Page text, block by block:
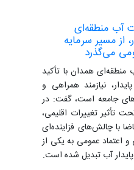
آب منطقه‌ای
از مسیر سرمایه
می‌گذرد
همدان با تأکید
نیازمند همراهی و
جامعه است، گفت: در
تأثیر تغییرات اقلیمی،
با چالش‌های فزاینده‌ای
اعتماد عمومی به یکی از
آب تبدیل شده است.